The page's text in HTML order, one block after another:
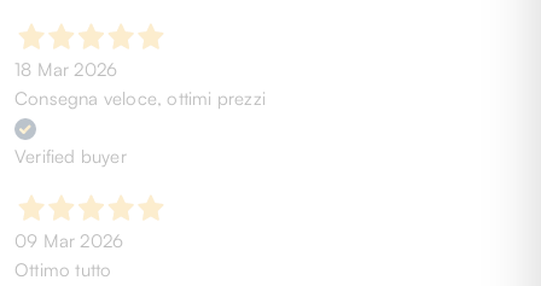
18 Mar 2026
Consegna veloce, ottimi prezzi
Verified buyer
09 Mar 2026
Ottimo tutto